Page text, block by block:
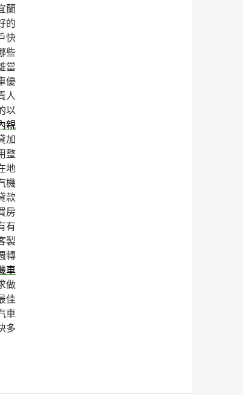
蘭
的
快
些
當
優
人
以
親
加
整
地
機
款
房
有
製
轉
車
做
佳
車
多